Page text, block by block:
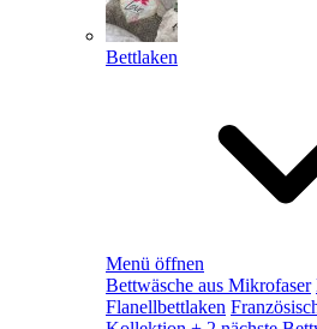
Bettlaken
Menü öffnen
Bettwäsche aus Mikrofaser
Flanellbettlaken